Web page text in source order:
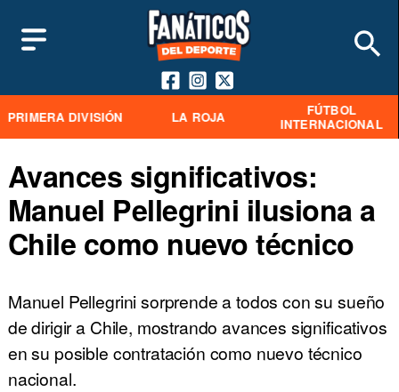
PRIMERA DIVISIÓN LA ROJA
FÚTBOL
INTERNACIONAL
Avances significativos:
Manuel Pellegrini ilusiona a
Chile como nuevo técnico
Manuel Pellegrini sorprende a todos con su sueño
de dirigir a Chile, mostrando avances significativos
en su posible contratación como nuevo técnico
nacional.